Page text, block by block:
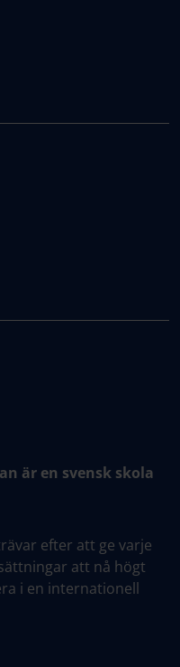
är en svensk skola
efter att ge varje
att nå högt
i en internationell